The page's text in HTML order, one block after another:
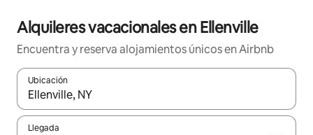
Alquileres vacacionales en Ellenville
Encuentra y reserva alojamientos únicos en Airbnb
Ubicación
Cuando los resultados estén disponibles, navega con las
Llegada